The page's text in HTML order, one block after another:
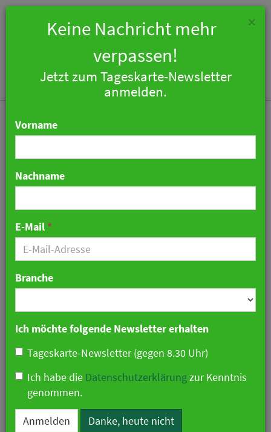
a&o erwirbt eigenen
Standort am Berliner
Hauptbahnhof
Vorheriges
×
Keine Nachricht mehr
verpassen!
Jetzt zum Tageskarte-Newsletter
anmelden.
Vorname
Nachname
E-Mail *
Branche
Ich möchte folgende Newsletter erhalten
Tageskarte-Newsletter (gegen 8.30 Uhr)
Ich habe die Datenschutzerklärungzur Kenntnis
genommen.
Anmelden Danke, heute nicht